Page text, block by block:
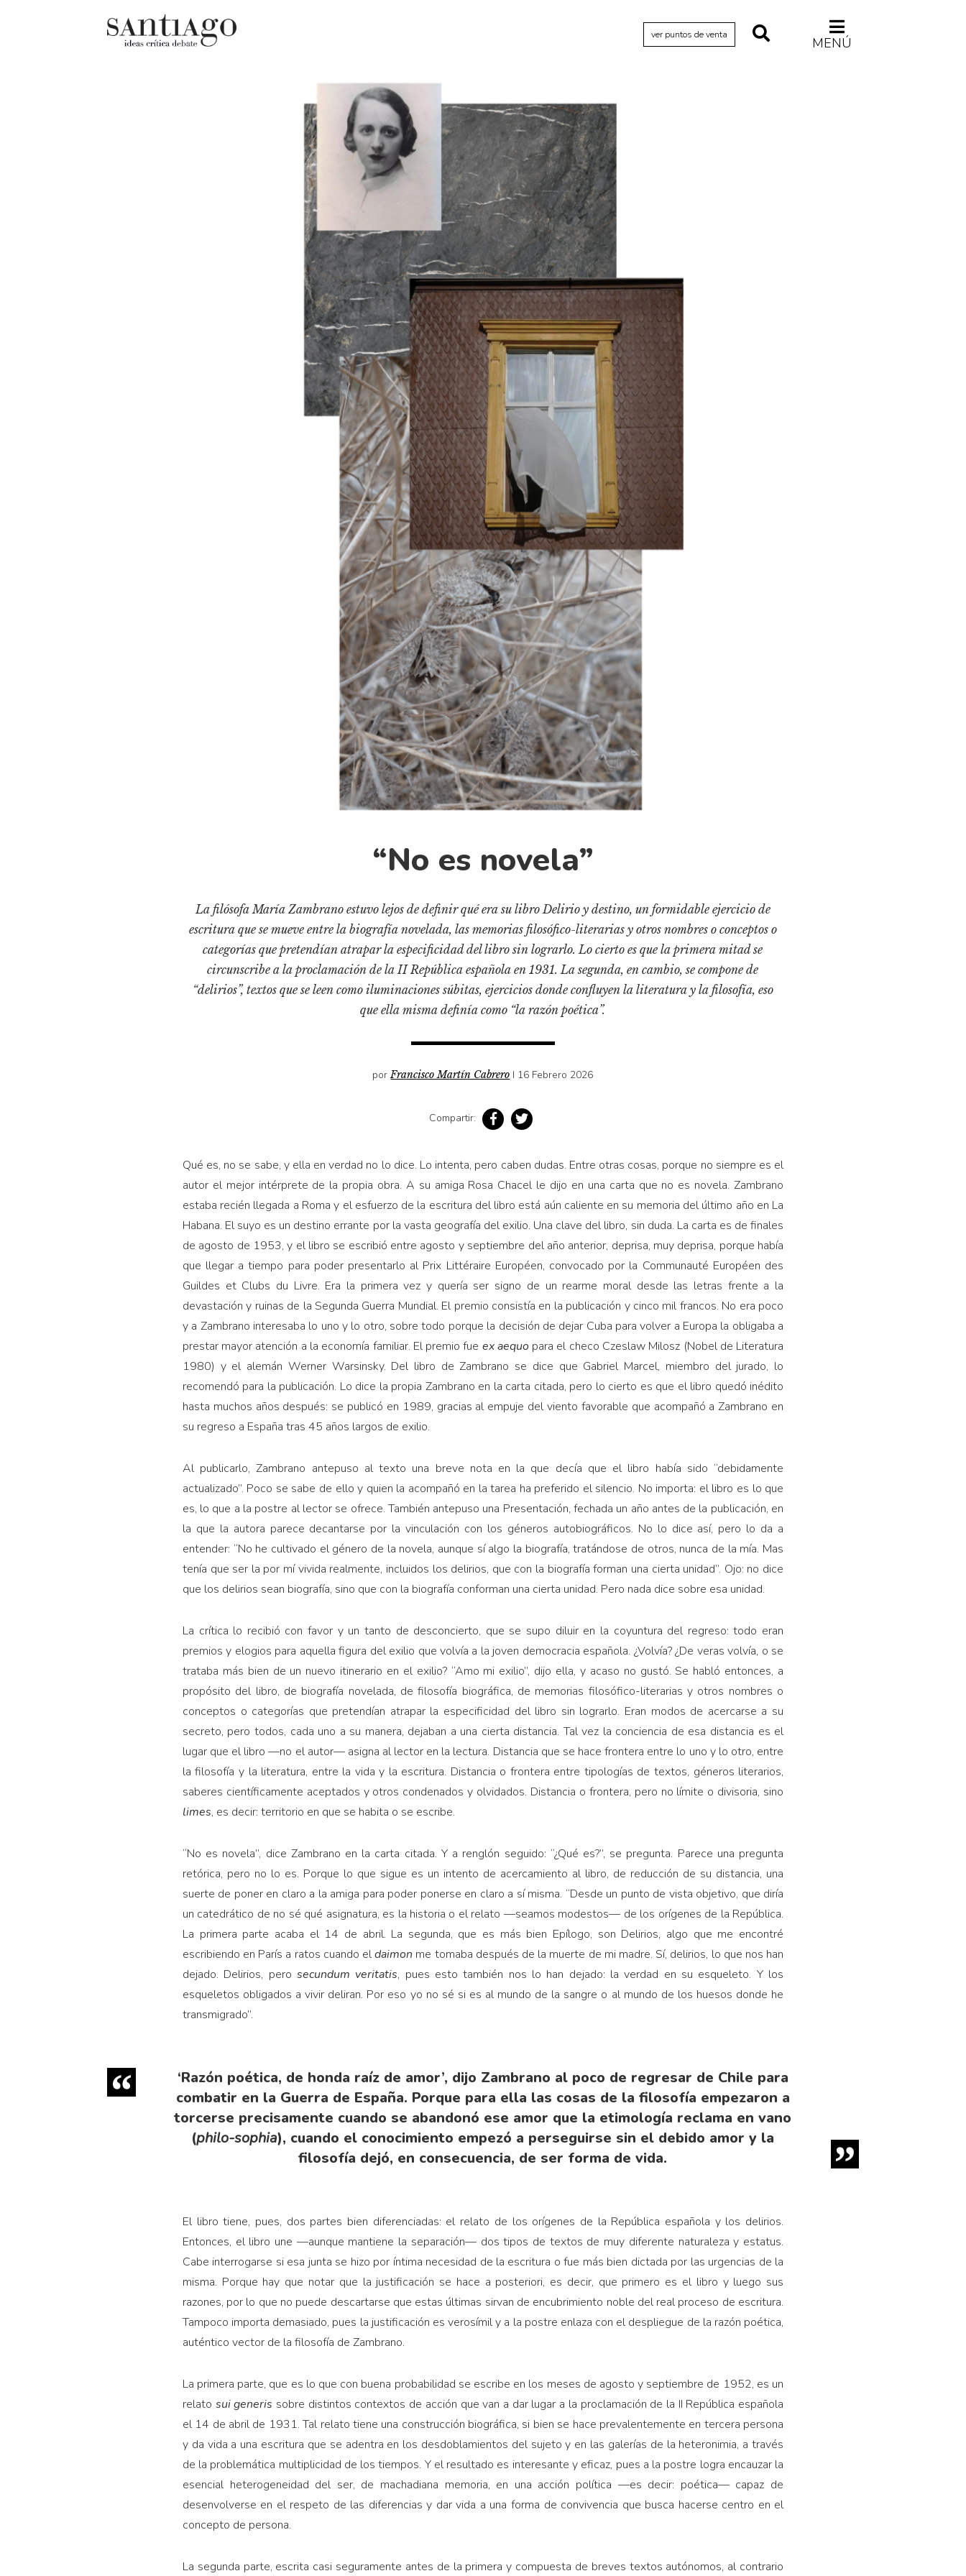
ver puntos de venta MENÚ
Cultura
Diccionario portátil de la literatura
chilena
Documentos
Fragmentos
Gran reserva
Historia
Historia material de los libros
Lagunas mentales
Libros
Libros usados
Literatura
Medioambiente
Narrativas visuales
Pensamiento
Pensamiento ilustrado
Personaje
Personajes secundarios
Política
Vidas paralelas
Voces y lecturas
“No es novela”
La filósofa María Zambrano estuvo lejos de definir qué era su libro Delirio y destino, un formidable ejercicio de
escritura que se mueve entre la biografía novelada, las memorias filosófico-literarias y otros nombres o conceptos o
categorías que pretendían atrapar la especificidad del libro sin lograrlo. Lo cierto es que la primera mitad se
circunscribe a la proclamación de la II República española en 1931. La segunda, en cambio, se compone de
“delirios”, textos que se leen como iluminaciones súbitas, ejercicios donde confluyen la literatura y la filosofía, eso
que ella misma definía como “la razón poética”.
porFrancisco Martín Cabrero I 16 Febrero 2026
Compartir:
Qué es, no se sabe, y ella en verdad no lo dice. Lo intenta, pero caben dudas. Entre otras cosas, porque no siempre es el
autor el mejor intérprete de la propia obra. A su amiga Rosa Chacel le dijo en una carta que no es novela. Zambrano
estaba recién llegada a Roma y el esfuerzo de la escritura del libro está aún caliente en su memoria del último año en La
Habana. El suyo es un destino errante por la vasta geografía del exilio. Una clave del libro, sin duda. La carta es de finales
de agosto de 1953, y el libro se escribió entre agosto y septiembre del año anterior, deprisa, muy deprisa, porque había
que llegar a tiempo para poder presentarlo al Prix Littéraire Européen, convocado por la Communauté Européen des
Guildes et Clubs du Livre. Era la primera vez y quería ser signo de un rearme moral desde las letras frente a la
devastación y ruinas de la Segunda Guerra Mundial. El premio consistía en la publicación y cinco mil francos. No era poco
y a Zambrano interesaba lo uno y lo otro, sobre todo porque la decisión de dejar Cuba para volver a Europa la obligaba a
prestar mayor atención a la economía familiar. El premio fue ex aequo para el checo Czeslaw Milosz (Nobel de Literatura
1980) y el alemán Werner Warsinsky. Del libro de Zambrano se dice que Gabriel Marcel, miembro del jurado, lo
recomendó para la publicación. Lo dice la propia Zambrano en la carta citada, pero lo cierto es que el libro quedó inédito
hasta muchos años después: se publicó en 1989, gracias al empuje del viento favorable que acompañó a Zambrano en
su regreso a España tras 45 años largos de exilio.
Al publicarlo, Zambrano antepuso al texto una breve nota en la que decía que el libro había sido “debidamente
actualizado”. Poco se sabe de ello y quien la acompañó en la tarea ha preferido el silencio. No importa: el libro es lo que
es, lo que a la postre al lector se ofrece. También antepuso una Presentación, fechada un año antes de la publicación, en
la que la autora parece decantarse por la vinculación con los géneros autobiográficos. No lo dice así, pero lo da a
entender: “No he cultivado el género de la novela, aunque sí algo la biografía, tratándose de otros, nunca de la mía. Mas
tenía que ser la por mí vivida realmente, incluidos los delirios, que con la biografía forman una cierta unidad”. Ojo: no dice
que los delirios sean biografía, sino que con la biografía conforman una cierta unidad. Pero nada dice sobre esa unidad.
La crítica lo recibió con favor y un tanto de desconcierto, que se supo diluir en la coyuntura del regreso: todo eran
premios y elogios para aquella figura del exilio que volvía a la joven democracia española. ¿Volvía? ¿De veras volvía, o se
trataba más bien de un nuevo itinerario en el exilio? “Amo mi exilio”, dijo ella, y acaso no gustó. Se habló entonces, a
propósito del libro, de biografía novelada, de filosofía biográfica, de memorias filosófico-literarias y otros nombres o
conceptos o categorías que pretendían atrapar la especificidad del libro sin lograrlo. Eran modos de acercarse a su
secreto, pero todos, cada uno a su manera, dejaban a una cierta distancia. Tal vez la conciencia de esa distancia es el
lugar que el libro —no el autor— asigna al lector en la lectura. Distancia que se hace frontera entre lo uno y lo otro, entre
la filosofía y la literatura, entre la vida y la escritura. Distancia o frontera entre tipologías de textos, géneros literarios,
saberes científicamente aceptados y otros condenados y olvidados. Distancia o frontera, pero no límite o divisoria, sino
limes, es decir: territorio en que se habita o se escribe.
“No es novela”, dice Zambrano en la carta citada. Y a renglón seguido: “¿Qué es?”, se pregunta. Parece una pregunta
retórica, pero no lo es. Porque lo que sigue es un intento de acercamiento al libro, de reducción de su distancia, una
suerte de poner en claro a la amiga para poder ponerse en claro a sí misma. “Desde un punto de vista objetivo, que diría
un catedrático de no sé qué asignatura, es la historia o el relato —seamos modestos— de los orígenes de la República.
La primera parte acaba el 14 de abril. La segunda, que es más bien Epílogo, son Delirios, algo que me encontré
escribiendo en París a ratos cuando eldaimon me tomaba después de la muerte de mi madre. Sí, delirios, lo que nos han
dejado. Delirios, pero secundum veritatis, pues esto también nos lo han dejado: la verdad en su esqueleto. Y los
esqueletos obligados a vivir deliran. Por eso yo no sé si es al mundo de la sangre o al mundo de los huesos donde he
transmigrado”.
‘Razón poética, de honda raíz de amor’, dijo Zambrano al poco de regresar de Chile para
combatir en la Guerra de España. Porque para ella las cosas de la filosofía empezaron a
torcerse precisamente cuando se abandonó ese amor que la etimología reclama en vano
(philo-sophia), cuando el conocimiento empezó a perseguirse sin el debido amor y la
filosofía dejó, en consecuencia, de ser forma de vida.
El libro tiene, pues, dos partes bien diferenciadas: el relato de los orígenes de la República española y los delirios.
Entonces, el libro une —aunque mantiene la separación— dos tipos de textos de muy diferente naturaleza y estatus.
Cabe interrogarse si esa junta se hizo por íntima necesidad de la escritura o fue más bien dictada por las urgencias de la
misma. Porque hay que notar que la justificación se hace a posteriori, es decir, que primero es el libro y luego sus
razones, por lo que no puede descartarse que estas últimas sirvan de encubrimiento noble del real proceso de escritura.
Tampoco importa demasiado, pues la justificación es verosímil y a la postre enlaza con el despliegue de la razón poética,
auténtico vector de la filosofía de Zambrano.
La primera parte, que es lo que con buena probabilidad se escribe en los meses de agosto y septiembre de 1952, es un
relato sui generis sobre distintos contextos de acción que van a dar lugar a la proclamación de la II República española
el 14 de abril de 1931. Tal relato tiene una construcción biográfica, si bien se hace prevalentemente en tercera persona
y da vida a una escritura que se adentra en los desdoblamientos del sujeto y en las galerías de la heteronimia, a través
de la problemática multiplicidad de los tiempos. Y el resultado es interesante y eficaz, pues a la postre logra encauzar la
esencial heterogeneidad del ser, de machadiana memoria, en una acción política —es decir: poética— capaz de
desenvolverse en el respeto de las diferencias y dar vida a una forma de convivencia que busca hacerse centro en el
concepto de persona.
La segunda parte, escrita casi seguramente antes de la primera y compuesta de breves textos autónomos, al contrario